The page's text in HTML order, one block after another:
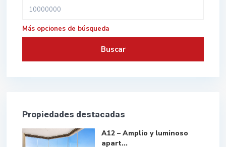
Más opciones de búsqueda
Buscar
Propiedades destacadas
A12 – Amplio y luminoso
apart...